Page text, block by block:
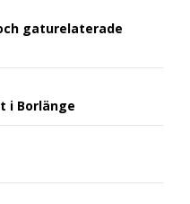
gaturelaterade
i Borlänge